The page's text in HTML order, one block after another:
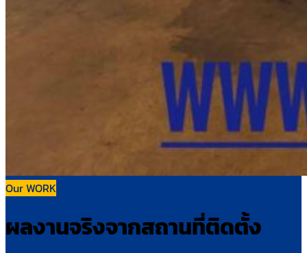
Our WORK
ผลงานจริงจากสถานที่ติดตั้ง